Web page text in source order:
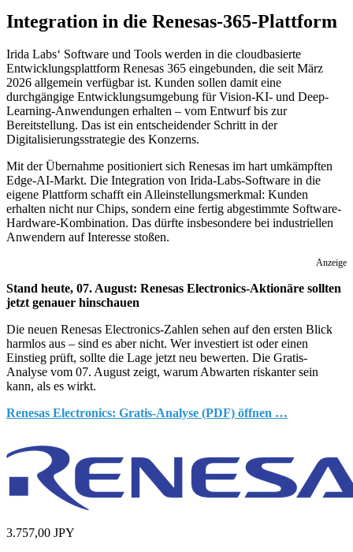
Integration in die Renesas-365-Plattform
Irida Labs‘ Software und Tools werden in die cloudbasierte
Entwicklungsplattform Renesas 365 eingebunden, die seit März
2026 allgemein verfügbar ist. Kunden sollen damit eine
durchgängige Entwicklungsumgebung für Vision-KI- und Deep-
Learning-Anwendungen erhalten – vom Entwurf bis zur
Bereitstellung. Das ist ein entscheidender Schritt in der
Digitalisierungsstrategie des Konzerns.
Mit der Übernahme positioniert sich Renesas im hart umkämpften
Edge-AI-Markt. Die Integration von Irida-Labs-Software in die
eigene Plattform schafft ein Alleinstellungsmerkmal: Kunden
erhalten nicht nur Chips, sondern eine fertig abgestimmte Software-
Hardware-Kombination. Das dürfte insbesondere bei industriellen
Anwendern auf Interesse stoßen.
Anzeige
Stand heute, 07. August: Renesas Electronics-Aktionäre sollten
jetzt genauer hinschauen
Die neuen Renesas Electronics-Zahlen sehen auf den ersten Blick
harmlos aus – sind es aber nicht. Wer investiert ist oder einen
Einstieg prüft, sollte die Lage jetzt neu bewerten. Die Gratis-
Analyse vom 07. August zeigt, warum Abwarten riskanter sein
kann, als es wirkt.
Renesas Electronics: Gratis-Analyse (PDF) öffnen …
3.757,00 JPY